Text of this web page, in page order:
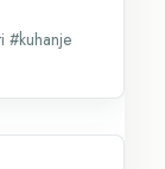
#kuhanje